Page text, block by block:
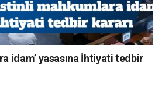
idam’ yasasına İhtiyati tedbir